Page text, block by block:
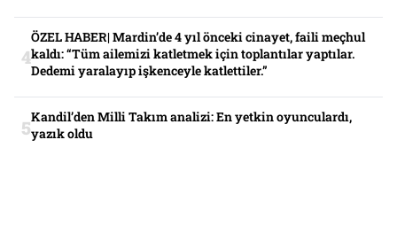
ÖZEL HABER| Mardin’de 4 yıl önceki cinayet, faili meçhul
kaldı: “Tüm ailemizi katletmek için toplantılar yaptılar.
Dedemi yaralayıp işkenceyle katlettiler.”
Kandil’den Milli Takım analizi: En yetkin oyunculardı,
yazık oldu